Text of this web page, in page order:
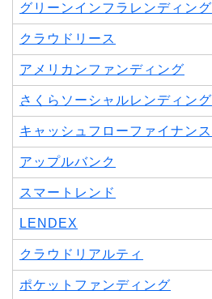
グリーンインフラレンディング
クラウドリース
アメリカンファンディング
さくらソーシャルレンディング
キャッシュフローファイナンス
アップルバンク
スマートレンド
LENDEX
クラウドリアルティ
ポケットファンディング